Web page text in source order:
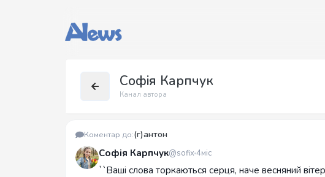
Софія Карпчук
Канал автора
Коментар до:(г)антон
Софія Карпчук@sofix 4міс
``Ваші слова торкаються серця, наче весняний